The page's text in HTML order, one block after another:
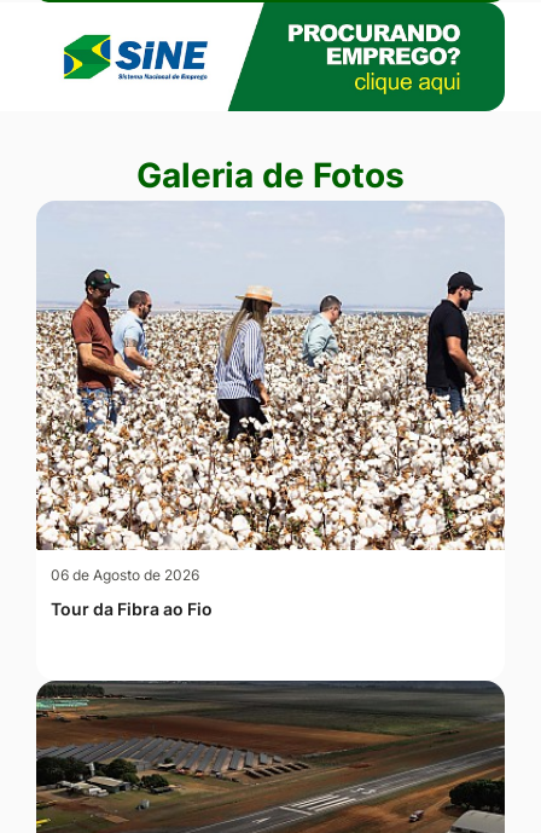
Seção Galeria de Fotos
Galeria de Fotos
06 de Agosto de 2026
Tour da Fibra ao Fio